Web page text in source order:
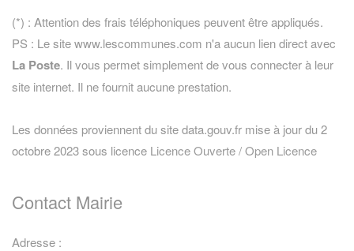
(*) : Attention des frais téléphoniques peuvent être appliqués.
PS : Le site www.lescommunes.com n'a aucun lien direct avec
La Poste. Il vous permet simplement de vous connecter à leur
site internet. Il ne fournit aucune prestation.
Les données proviennent du site data.gouv.fr mise à jour du 2
octobre 2023 sous licence Licence Ouverte / Open Licence
Contact Mairie
Adresse :